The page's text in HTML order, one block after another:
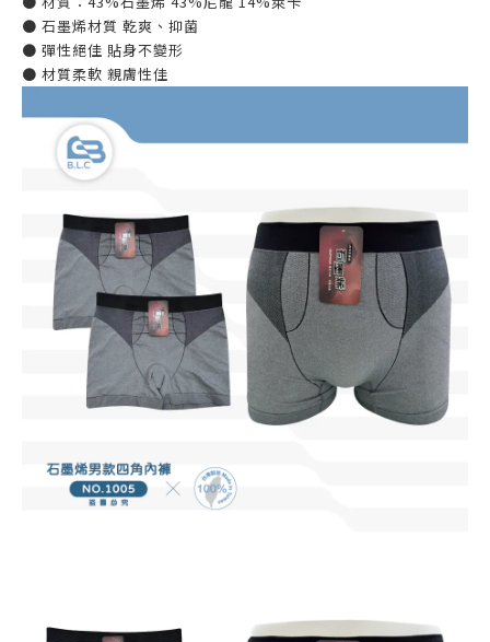
● 石墨烯材質 乾爽、抑菌
● 彈性絕佳 貼身不變形
● 材質柔軟 親膚性佳